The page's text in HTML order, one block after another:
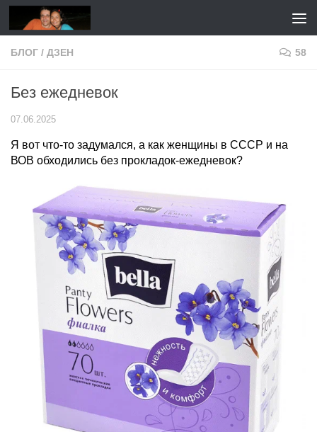
Перейти к содержимому
БЛОГ / ДЗЕН 58
Без ежедневок
07.06.2025
Я вот что-то задумался, а как женщины в СССР и на
ВОВ обходились без прокладок-ежедневок?